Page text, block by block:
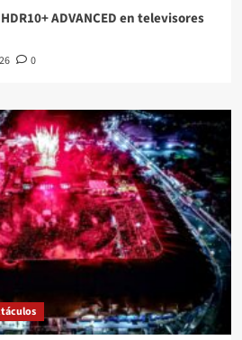
ADVANCED en televisores
0